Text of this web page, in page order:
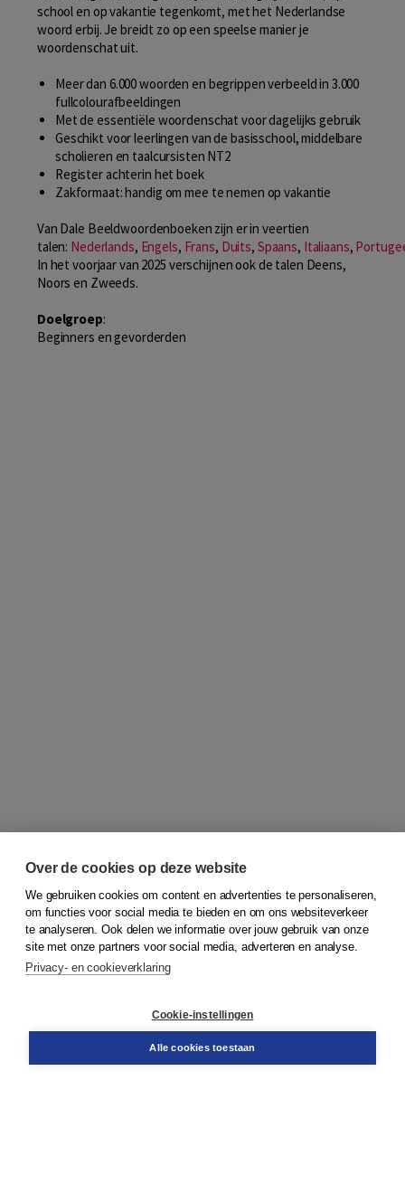
school en op vakantie tegenkomt, met het Nederlandse
woord erbij. Je breidt zo op een speelse manier je
woordenschat uit.
Meer dan 6.000 woorden en begrippen verbeeld in 3.000
fullcolourafbeeldingen
Met de essentiële woordenschat voor dagelijks gebruik
Geschikt voor leerlingen van de basisschool, middelbare
scholieren en taalcursisten NT2
Register achterin het boek
Zakformaat: handig om mee te nemen op vakantie
Van Dale Beeldwoordenboeken zijn er in veertien
talen: Nederlands, Engels, Frans, Duits, Spaans, Italiaans,
In het voorjaar van 2025 verschijnen ook de talen Deens,
Noors en Zweeds.
Doelgroep:
Beginners en gevorderden
© 2026Koninklijke Boom uitgevers
Bestellen
Over de cookies op deze website
We gebruiken cookies om content en advertenties te personaliseren,
om functies voor social media te bieden en om ons websiteverkeer
te analyseren. Ook delen we informatie over jouw gebruik van onze
site met onze partners voor social media, adverteren en analyse.
Privacy- en cookieverklaring
Cookie-instellingen
Alle cookies toestaan